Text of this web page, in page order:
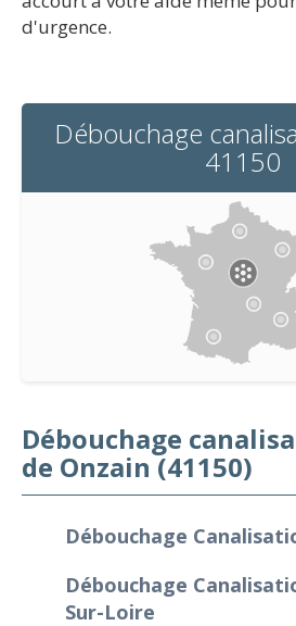
d'urgence.
Débouchage
41150
Débouchage
de Onzain (41150)
Débouchage
Débouchage
Sur-Loire